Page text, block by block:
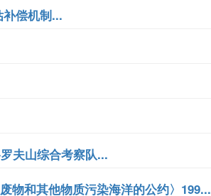
偿机制...
夫山综合考察队...
物和其他物质污染海洋的公约〉199...